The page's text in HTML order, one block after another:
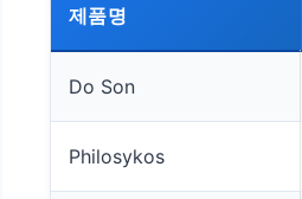
제품명
Do Son
Philosykos